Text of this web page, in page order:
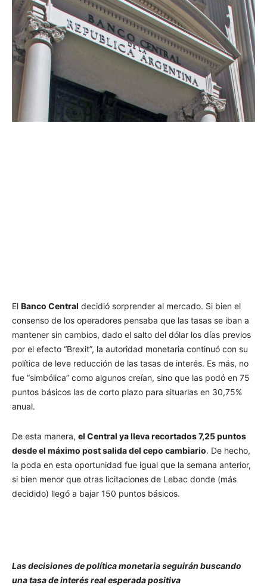
El Banco Central decidió sorprender al mercado. Si bien el
consenso de los operadores pensaba que las tasas se iban a
mantener sin cambios, dado el salto del dólar los días previos
por el efecto “Brexit”, la autoridad monetaria continuó con su
política de leve reducción de las tasas de interés. Es más, no
fue “simbólica” como algunos creían, sino que las podó en 75
puntos básicos las de corto plazo para situarlas en 30,75%
anual.
De esta manera, el Central ya lleva recortados 7,25 puntos
desde el máximo post salida del cepo cambiario. De hecho,
la poda en esta oportunidad fue igual que la semana anterior,
si bien menor que otras licitaciones de Lebac donde (más
decidido) llegó a bajar 150 puntos básicos.
Las decisiones de política monetaria seguirán buscando
una tasa de interés real esperada positiva